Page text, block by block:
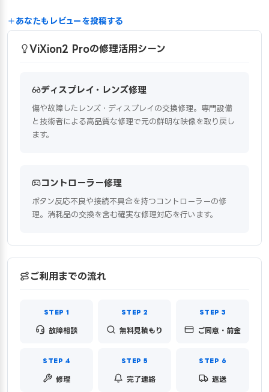
あなたもレビューを投稿する
ViXion2 Proの修理活用シーン
ディスプレイ・レンズ修理
傷や故障したレンズ・ディスプレイの交換修理。専門設備
と技術者による高品質な修理で元の鮮明な映像を取り戻し
ます。
コントローラー修理
ボタン反応不良や接続不具合を持つコントローラーの修
理。消耗品の交換を含む確実な修理対応を行います。
ご利用までの流れ
故障相談 無料見積もり ご同意・前金
修理 完了連絡 返送